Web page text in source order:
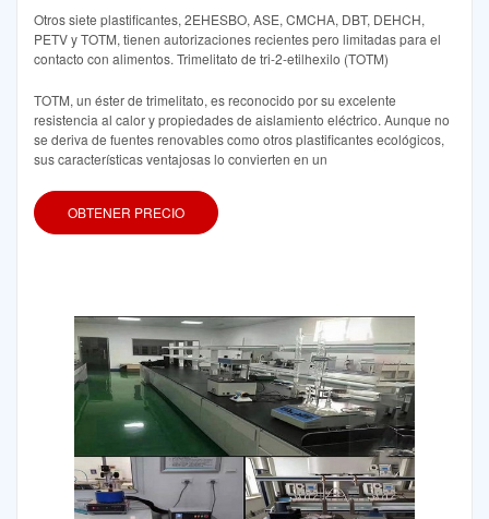
Otros siete plastificantes, 2EHESBO, ASE, CMCHA, DBT, DEHCH,
PETV y TOTM, tienen autorizaciones recientes pero limitadas para el
contacto con alimentos. Trimelitato de tri-2-etilhexilo (TOTM)
TOTM, un éster de trimelitato, es reconocido por su excelente
resistencia al calor y propiedades de aislamiento eléctrico. Aunque no
se deriva de fuentes renovables como otros plastificantes ecológicos,
sus características ventajosas lo convierten en un
OBTENER PRECIO